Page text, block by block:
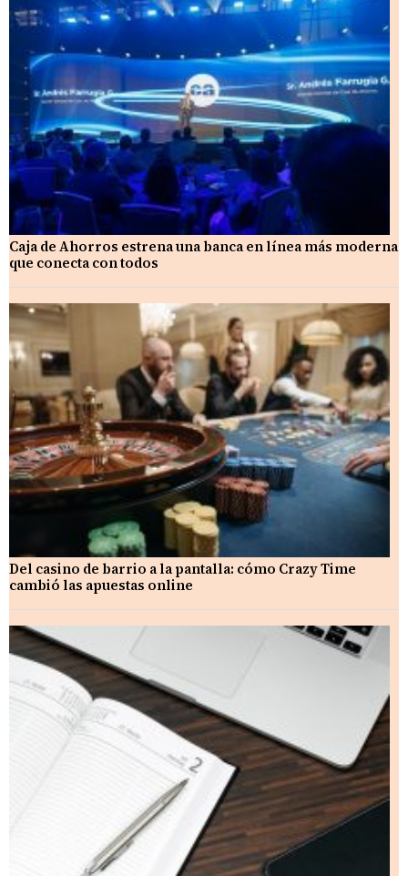
Caja de Ahorros estrena una banca en línea más moderna
que conecta con todos
Del casino de barrio a la pantalla: cómo Crazy Time
cambió las apuestas online